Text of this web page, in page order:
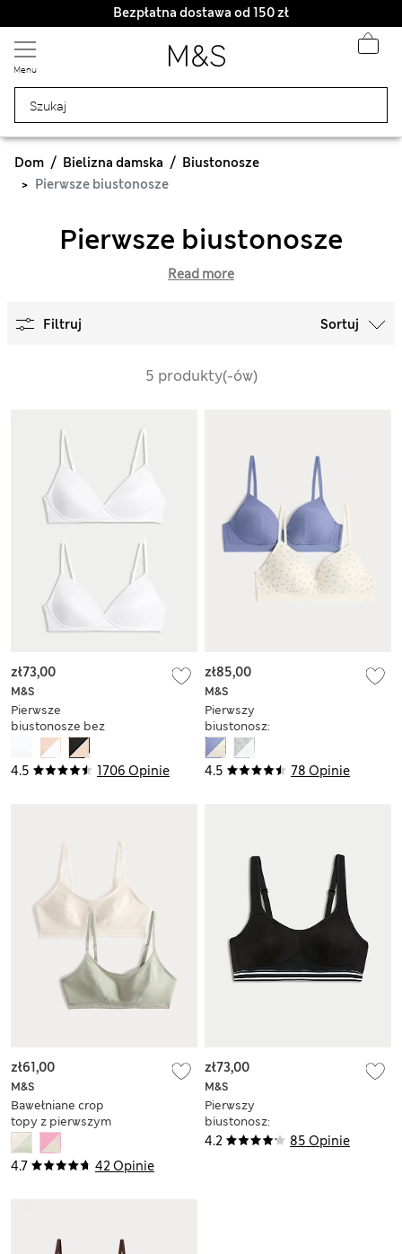
Bezpłatna dostawa od 150 zł
Menu
Dom Bielizna damska
Biustonosze
Pierwsze biustonosze
Pierwsze biustonosze
Read more
Filtruj Sortuj
5 produkty(-ów)
4.5 1706 Opinie
M&S
Pierwsze
biustonosze bez
fiszbin AA-D 2 szt.
zł73,00
4.5 78 Opinie
M&S
Pierwszy
biustonosz:
prążkowany bez
fiszbin z mieszanki z
przewagą bawełny
zł85,00
4.7 42 Opinie
M&S
Bawełniane crop
topy z pierwszym
biustonoszem, 2 szt.
zł61,00
4.2 85 Opinie
M&S
Pierwszy
biustonosz:
doskonale
zł73,00